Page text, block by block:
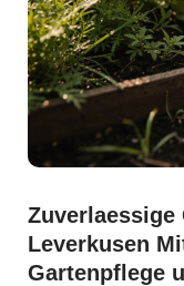
Zuverlaessige
Leverkusen
Gartenpflege